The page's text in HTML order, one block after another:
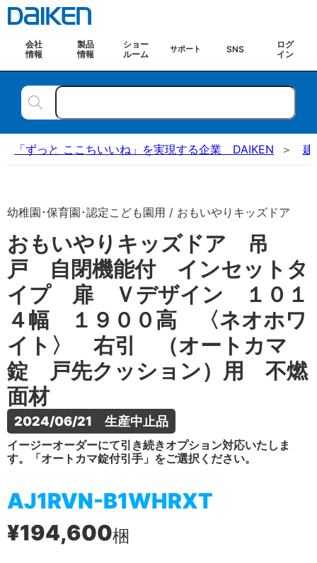
会社
情報
製品
情報
ショー
ルーム
サポート SNS
ログ
イン
「ずっと ここちいいね」を実現する企業 DAIKEN 建
幼稚園･保育園･認定こども園用 / おもいやりキッズドア
おもいやりキッズドア 吊
戸 自閉機能付 インセットタ
イプ 扉 Ｖデザイン １０１
４幅 １９００高 〈ネオホワ
イト〉 右引 （オートカマ
錠 戸先クッション）用 不燃
面材
2024/06/21　生産中止品
イージーオーダーにて引き続きオプション対応いたしま
す。「オートカマ錠付引手」をご選択ください。
AJ1RVN-B1WHRXT
¥194,600梱